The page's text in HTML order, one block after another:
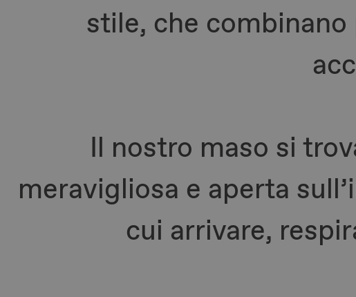
stile, che
Il nostro maso si
meravigliosa e aperta
cui arrivare,